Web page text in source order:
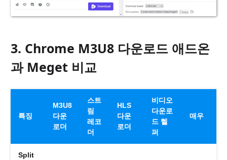
3. Chrome M3U8 다운로드 애드온
과 Meget 비교
특징
M3U8
다운
로더
스트
림
레코
더
HLS
다운
로더
비디오
다운로
드 헬
퍼
매우
Split